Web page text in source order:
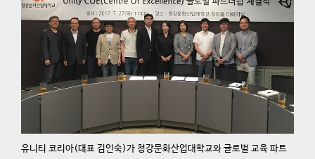
유니티 코리아(대표 김인숙)가 청강문화산업대학교와 글로벌 교육 파트